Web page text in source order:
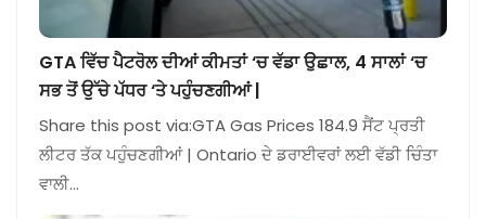
GTA ਵਿੱਚ ਪੈਟਰੋਲ ਦੀਆਂ ਕੀਮਤਾਂ ‘ਚ ਵੱਡਾ ਉਛਾਲ, 4 ਸਾਲਾਂ ‘ਚ
ਸਭ ਤੋਂ ਉੱਚੇ ਪੱਧਰ ‘ਤੇ ਪਹੁੰਚਣਗੀਆਂ |
Share this post via:GTA Gas Prices 184.9 ਸੈਂਟ ਪ੍ਰਤੀ
ਲੀਟਰ ਤੱਕ ਪਹੁੰਚਣਗੀਆਂ | Ontario ਦੇ ਡਰਾਈਵਰਾਂ ਲਈ ਵੱਡੀ ਚਿੰਤਾ
ਵਾਲੀ…